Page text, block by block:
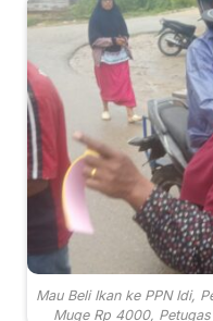
Mau Beli Ikan ke PPN Idi,
Muge Rp 4000,